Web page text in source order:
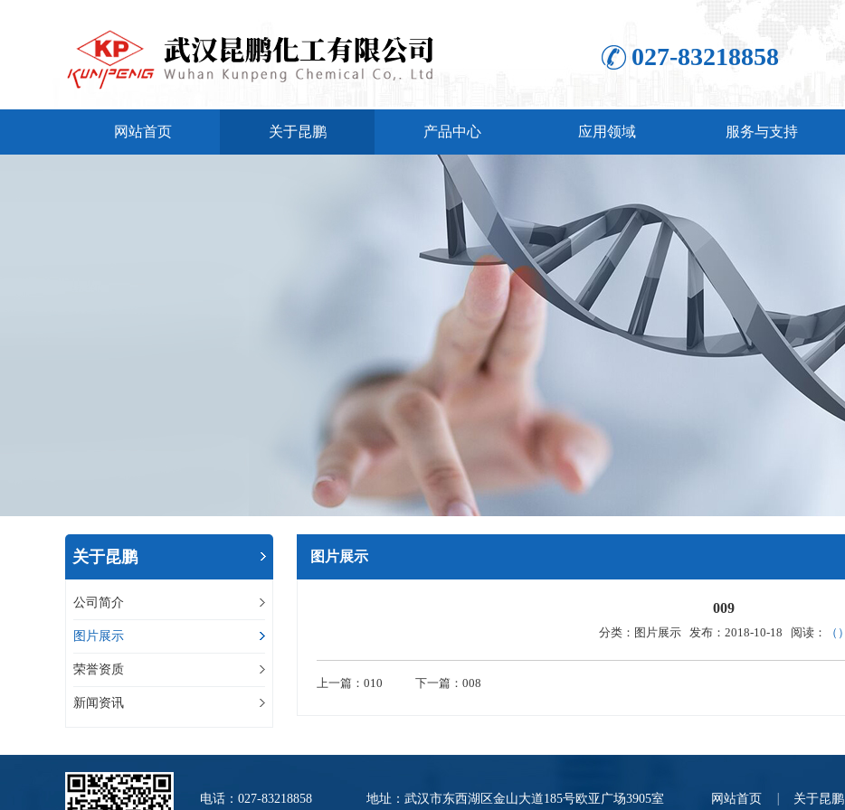
027-83218858
网站首页 关于昆鹏 产品中心 应用领域 服务与支持
关于昆鹏
公司简介
图片展示
荣誉资质
新闻资讯
图片展示
009
分类：图片展示 发布：2018-10-18 阅读： （ ）
上一篇： 010 下一篇： 008
电话：027-83218858 地址：武汉市东西湖区金山大道185号欧亚广场3905室 网站首页 关于昆鹏